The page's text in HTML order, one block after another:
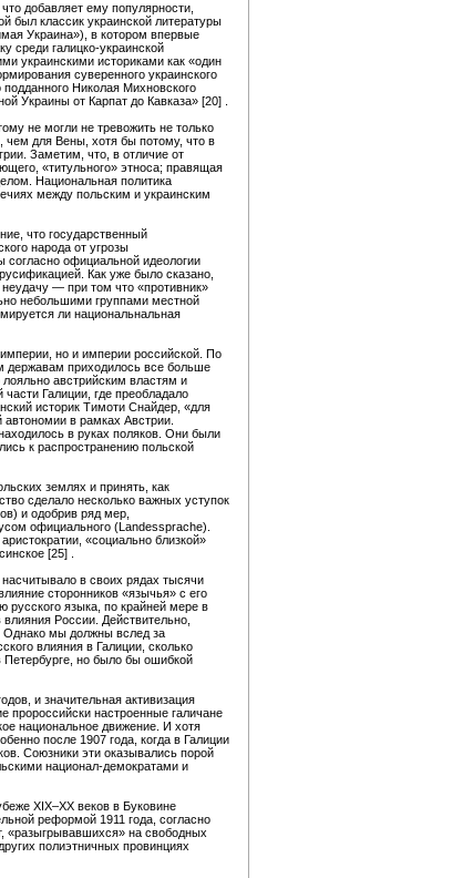
добавляет ему популярности,
был классик украинской литературы
Украина»), в котором впервые
среди галицко-украинской
украинскими историками как «один
суверенного украинского
Николая Михновского
Украины от Карпат до Кавказа» [20] .
не могли не тревожить не только
чем для Вены, хотя бы потому, что в
Заметим, что, в отличие от
«титульного» этноса; правящая
Национальная политика
между польским и украинским
что государственный
народа от угрозы
согласно официальной идеологии
Как уже было сказано,
— при том что «противник»
небольшими группами местной
ли национальнальная
но и империи российской. По
державам приходилось все больше
австрийским властям и
Галиции, где преобладало
историк Тимоти Снайдер, «для
в рамках Австрии.
в руках поляков. Они были
к распространению польской
землях и принять, как
сделало несколько важных уступок
и одобрив ряд мер,
официального (Landessprache).
«социально близкой»
[25] .
в своих рядах тысячи
сторонников «язычья» с его
русского языка, по крайней мере в
России. Действительно,
Однако мы должны вслед за
влияния в Галиции, сколько
Петербурге, но было бы ошибкой
и значительная активизация
пророссийски настроенные галичане
национальное движение. И хотя
после 1907 года, когда в Галиции
Союзники эти оказывались порой
национал-демократами и
XIX–XX веков в Буковине
реформой 1911 года, согласно
«разыгрывавшихся» на свободных
полиэтничных провинциях